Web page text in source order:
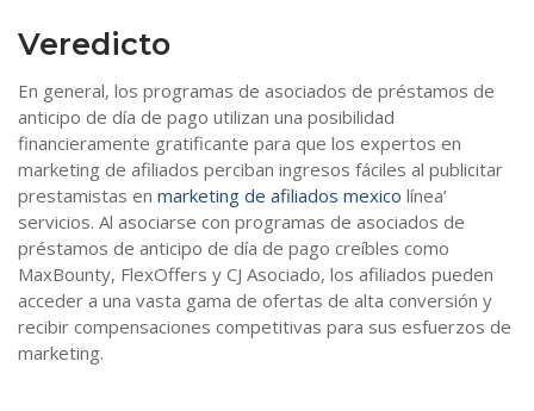
Veredicto
En general, los programas de asociados de préstamos de
anticipo de día de pago utilizan una posibilidad
financieramente gratificante para que los expertos en
marketing de afiliados perciban ingresos fáciles al publicitar
prestamistas en marketing de afiliados mexico línea’
servicios. Al asociarse con programas de asociados de
préstamos de anticipo de día de pago creíbles como
MaxBounty, FlexOffers y CJ Asociado, los afiliados pueden
acceder a una vasta gama de ofertas de alta conversión y
recibir compensaciones competitivas para sus esfuerzos de
marketing.